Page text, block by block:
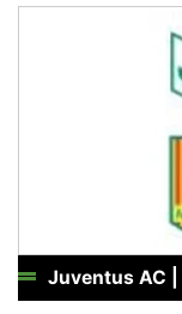
Juventus AC